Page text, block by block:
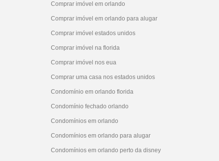
Comprar imóvel em orlando
Comprar imóvel em orlando para alugar
Comprar imóvel estados unidos
Comprar imóvel na florida
Comprar imóvel nos eua
Comprar uma casa nos estados unidos
Condomínio em orlando florida
Condomínio fechado orlando
Condomínios em orlando
Condomínios em orlando para alugar
Condomínios em orlando perto da disney